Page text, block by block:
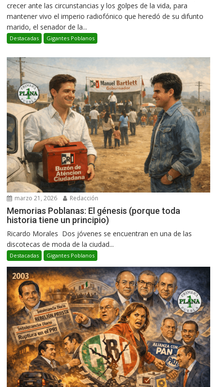
crecer ante las circunstancias y los golpes de la vida, para
mantener vivo el imperio radiofónico que heredó de su difunto
marido, el senador de la...
Destacadas Gigantes Poblanos
marzo 21, 2026 Redacción
Memorias Poblanas: El génesis (porque toda
historia tiene un principio)
Ricardo Morales Dos jóvenes se encuentran en una de las
discotecas de moda de la ciudad...
Destacadas Gigantes Poblanos